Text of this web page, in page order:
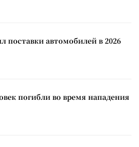
поставки автомобилей в 2026
погибли во время нападения